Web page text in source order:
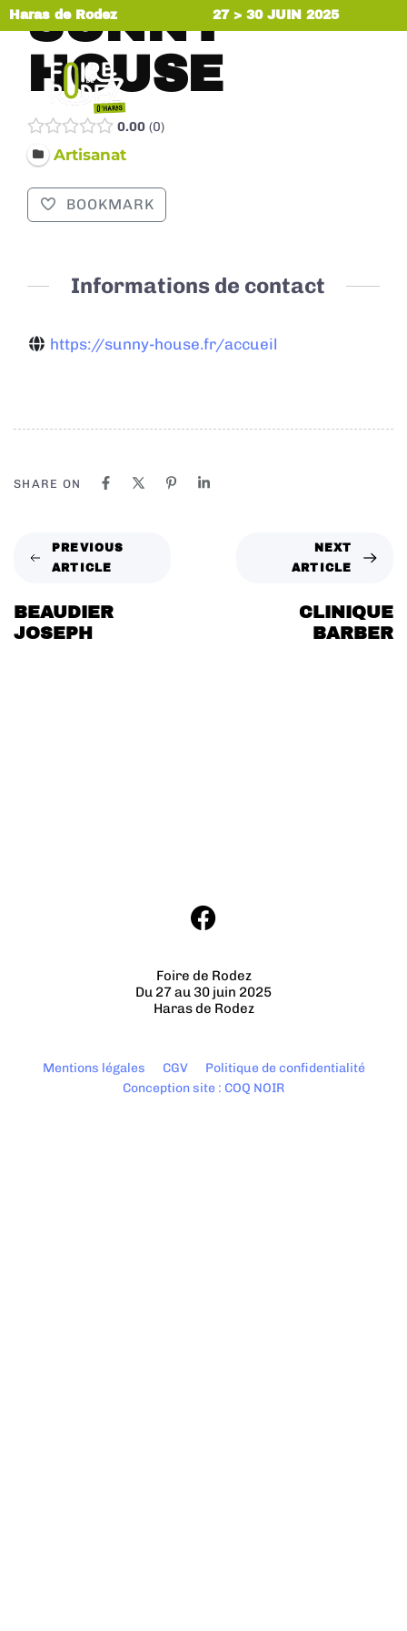
Haras de Rodez 27 > 30 JUIN 2025
SUNNY
HOUSE
0.00 0
Artisanat
BOOKMARK
Informations de contact
https://sunny-house.fr/accueil
SHARE ON
PREVIOUS
ARTICLE
BEAUDIER
JOSEPH
NEXT
ARTICLE
CLINIQUE
BARBER
Foire de Rodez
Du 27 au 30 juin 2025
Haras de Rodez
Mentions légales CGV
Politique de confidentialité
Conception site : COQ NOIR